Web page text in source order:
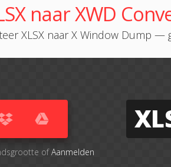
naar XWD
XLSX naar X Window Dump —
ofAanmelden